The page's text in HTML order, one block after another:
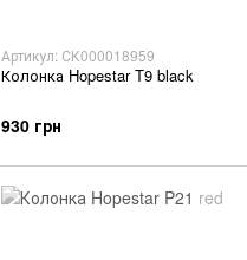
Артикул: СК000018959
Колонка Hopestar T9 black
930 грн